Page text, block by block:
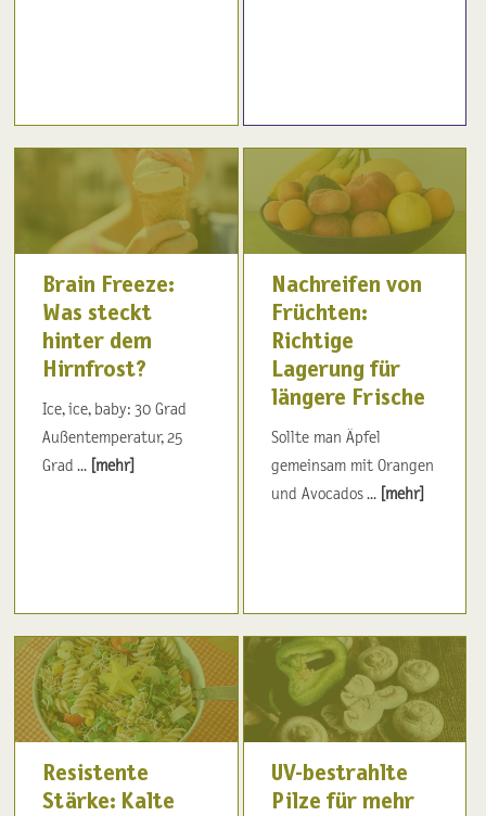
Brain Freeze:
Was steckt
hinter dem
Hirnfrost?
Ice, ice, baby: 30 Grad
Außentemperatur, 25
Grad ... [mehr]
Nachreifen von
Früchten:
Richtige
Lagerung für
längere Frische
Sollte man Äpfel
gemeinsam mit Orangen
und Avocados ... [mehr]
Resistente
Stärke: Kalte
UV-bestrahlte
Pilze für mehr